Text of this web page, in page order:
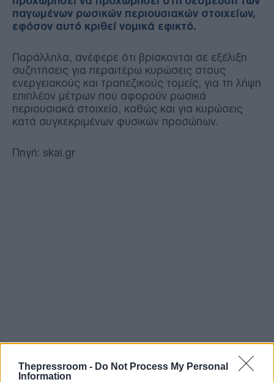
Thepressroom - Do Not Process My Personal
Information
παγωμένων ρωσικών περιουσιακών στοιχείων,
εφόσον αυτό κριθεί νομικά εφικτό.
Παράλληλα, ανέφερε ότι βρίσκονται σε εξέλιξη
συζητήσεις για περαιτέρω κυρώσεις στους
ενεργειακούς και τραπεζικούς τομείς, για τη λήψη
επιπλέον μέτρων που αφορούν ρωσικά
περιουσιακά στοιχεία, καθώς και για κυρώσεις
κατά συγκεκριμένων φυσικών προσώπων.
Πηγή: skai.gr